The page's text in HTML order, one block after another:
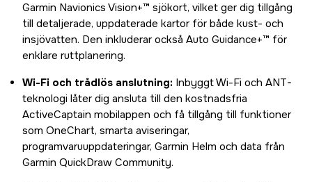
Garmin Navionics Vision+™ sjökort, vilket ger dig tillgång
till detaljerade, uppdaterade kartor för både kust- och
insjövatten. Den inkluderar också Auto Guidance+™ för
enklare ruttplanering.
Wi-Fi och trådlös anslutning: Inbyggt Wi-Fi och ANT-
teknologi låter dig ansluta till den kostnadsfria
ActiveCaptain mobilappen och få tillgång till funktioner
som OneChart, smarta aviseringar,
programvaruuppdateringar, Garmin Helm och data från
Garmin QuickDraw Community.